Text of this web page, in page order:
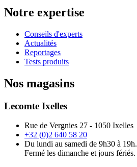
Notre expertise
Conseils d'experts
Actualités
Reportages
Tests produits
Nos magasins
Lecomte Ixelles
Rue de Vergnies 27 - 1050 Ixelles
+32 (0)2 640 58 20
Du lundi au samedi de 9h30 à 19h.
Fermé les dimanche et jours fériés.